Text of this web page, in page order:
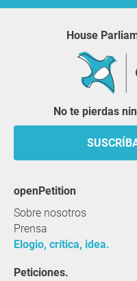
House
No te pierdas
openPetition
Sobre nosotros
Prensa
Elogio, crítica, idea.
Peticiones.